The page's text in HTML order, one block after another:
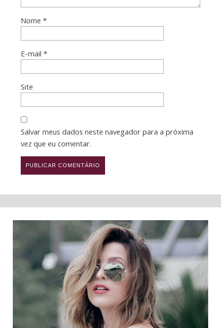
Nome *
E-mail *
Site
Salvar meus dados neste navegador para a próxima
vez que eu comentar.